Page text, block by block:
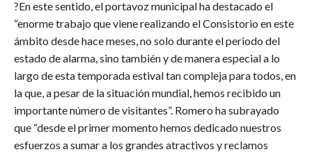
?En este sentido, el portavoz municipal ha destacado el
“enorme trabajo que viene realizando el Consistorio en este
ámbito desde hace meses, no solo durante el periodo del
estado de alarma, sino también y de manera especial a lo
largo de esta temporada estival tan compleja para todos, en
la que, a pesar de la situación mundial, hemos recibido un
importante número de visitantes”. Romero ha subrayado
que “desde el primer momento hemos dedicado nuestros
esfuerzos a sumar a los grandes atractivos y reclamos